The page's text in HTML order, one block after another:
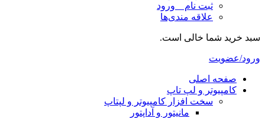
ثبت نام _ ورود
علاقه مندی‌ها
سبد خرید شما خالی است.
ورود/عضویت
صفحه اصلی
کامپیوتر و‌‌‌‌‌ لپ تاپ
سخت افزار کامپیوتر و لپتاپ
مانیتور و آداپتور